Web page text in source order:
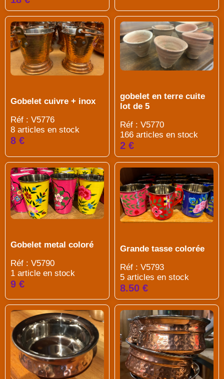
Gobelet cuivre + inox
Réf : V5776
8 articles en stock
8 €
gobelet en terre cuite
lot de 5
Réf : V5770
166 articles en stock
2 €
Gobelet metal coloré
Réf : V5790
1 article en stock
9 €
Grande tasse colorée
Réf : V5793
5 articles en stock
8.50 €